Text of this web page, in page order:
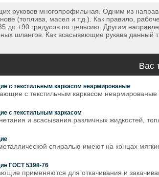
руковов многопрофильная. Одним из
(топлива, масел и т.д.). Как правило,
до +90 градусов по цельсию. Другим
шлангов. Как всасывающие рукава данный
Вас
с текстильным каркасом неармированые
с текстильным каркасом
с текстильным каркасом
и всасывания различных жидкостей,
спиралью имеют на концах
ГОСТ 5398-76
применяются для откачивания и